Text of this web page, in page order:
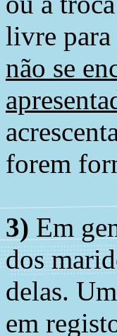
livre
não se
forem
3) Em
dos
delas.
em